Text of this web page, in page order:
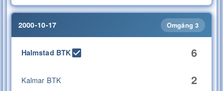
2000-10-17 Omgång 3
Halmstad BTK 6
Kalmar BTK 2